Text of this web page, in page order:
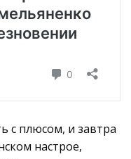
с плюсом, и завтра
настрое,